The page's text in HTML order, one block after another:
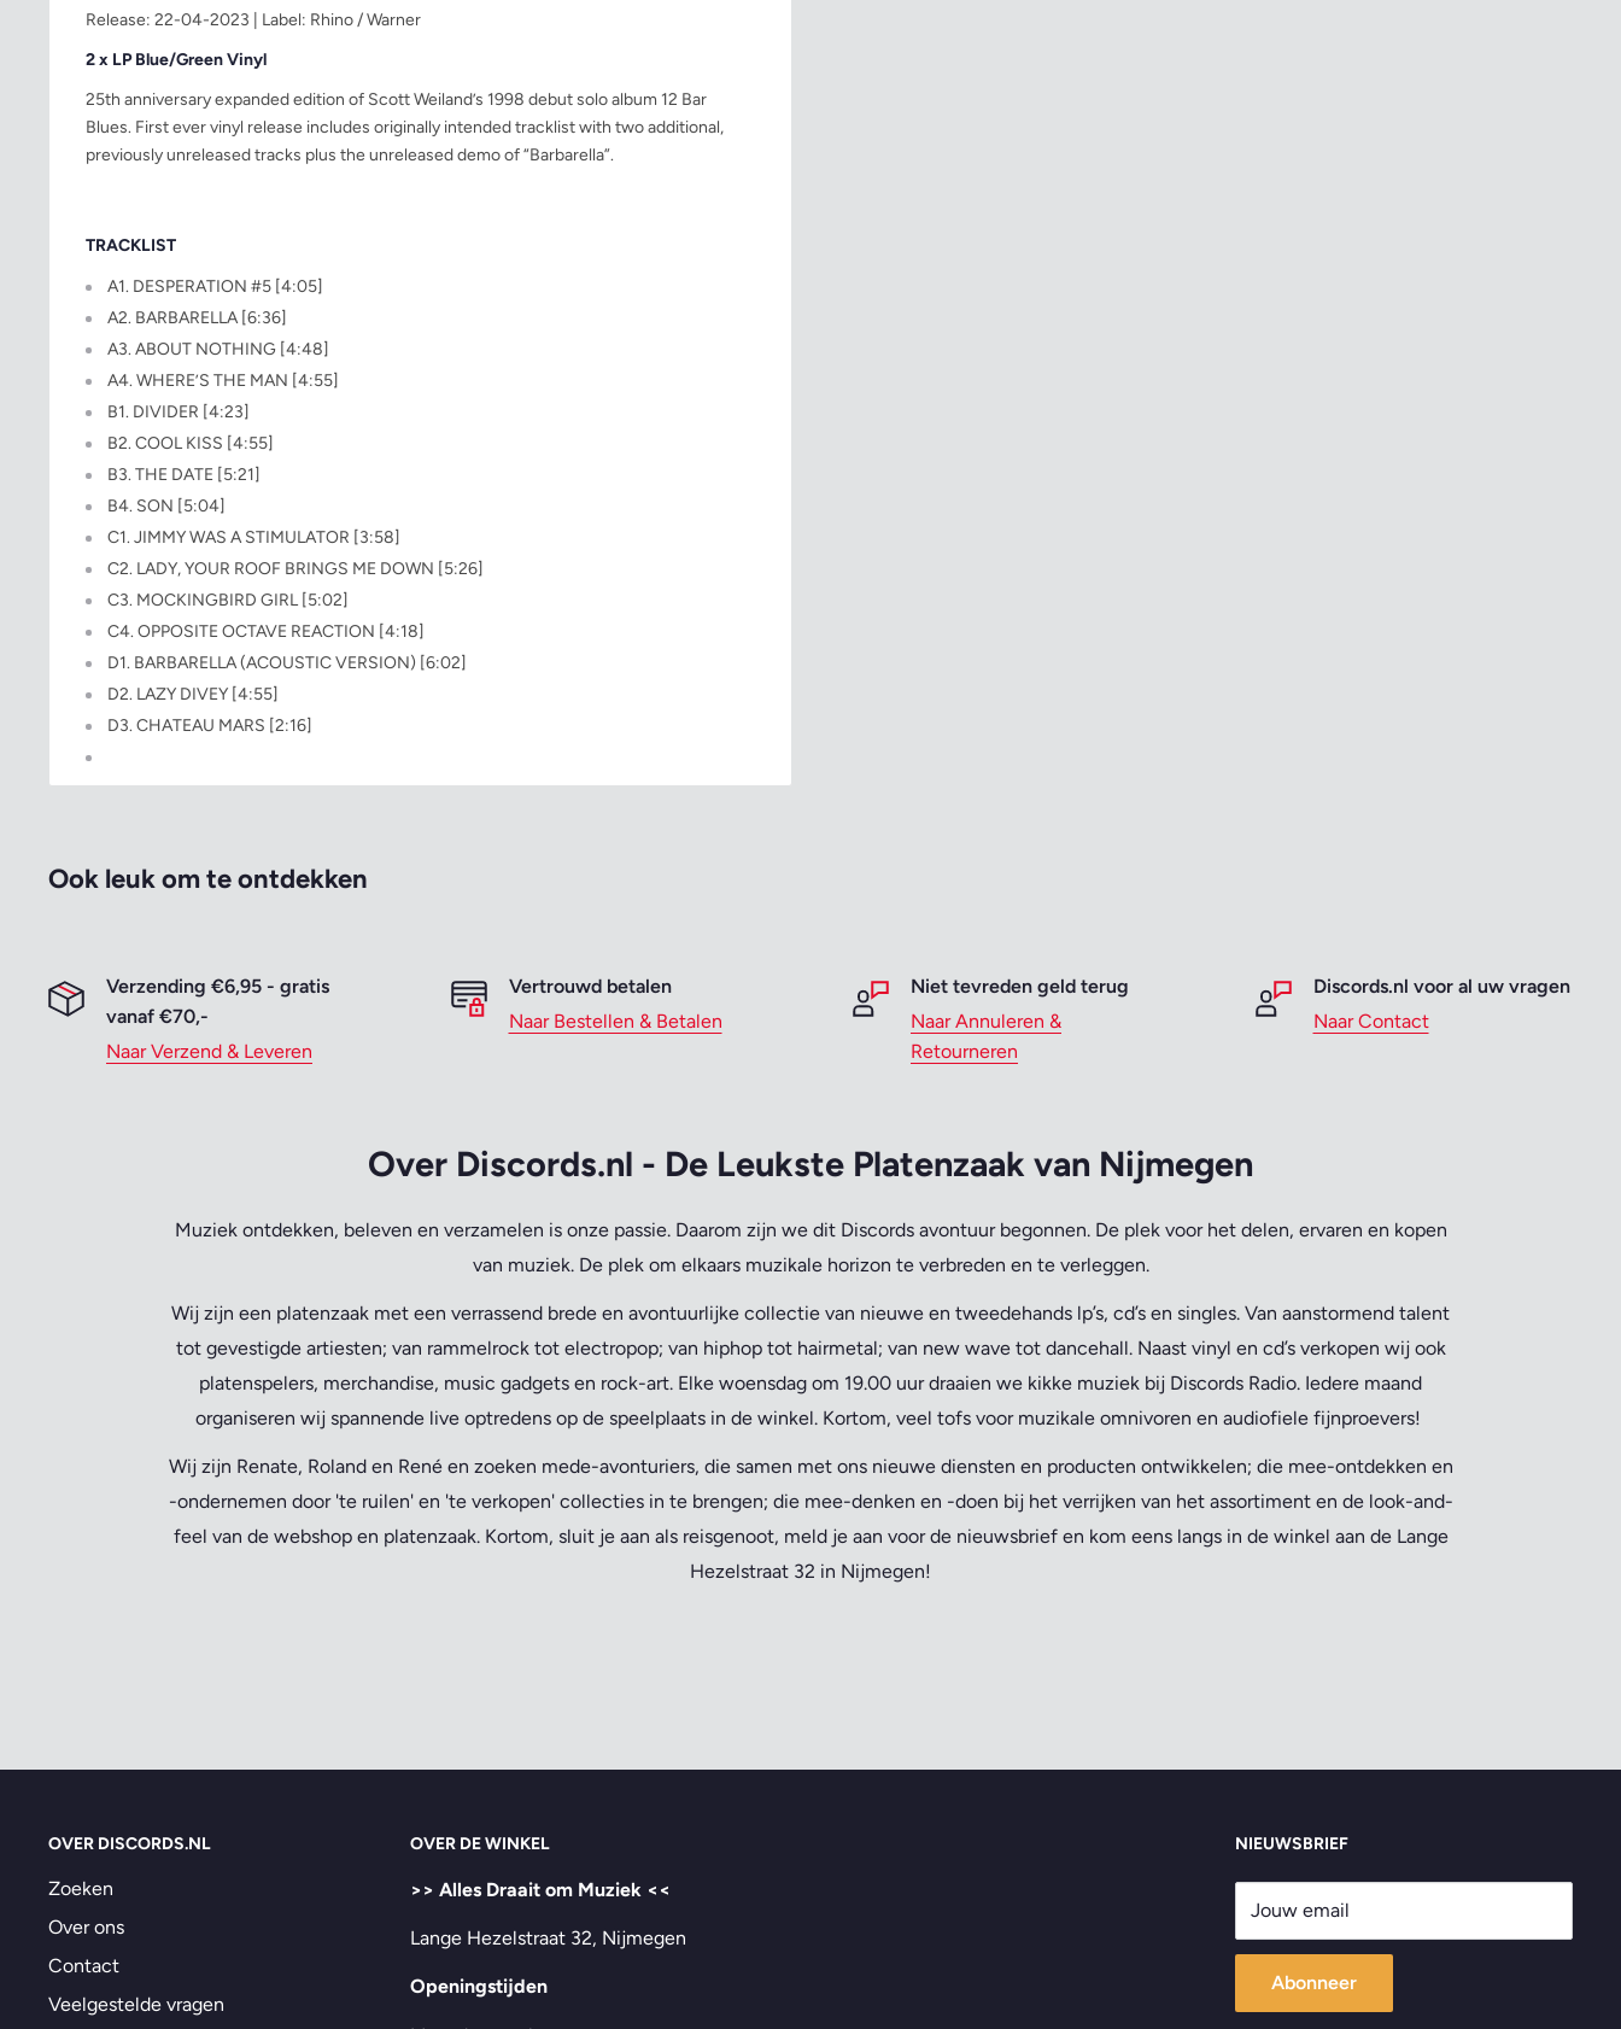
Release: 22-04-2023 | Label: Rhino / Warner
2 x LP Blue/Green Vinyl
25th anniversary expanded edition of Scott Weiland’s 1998 debut solo album 12 Bar
Blues. First ever vinyl release includes originally intended tracklist with two additional,
previously unreleased tracks plus the unreleased demo of “Barbarella”.
TRACKLIST
A1. DESPERATION #5 [4:05]
A2. BARBARELLA [6:36]
A3. ABOUT NOTHING [4:48]
A4. WHERE’S THE MAN [4:55]
B1. DIVIDER [4:23]
B2. COOL KISS [4:55]
B3. THE DATE [5:21]
B4. SON [5:04]
C1. JIMMY WAS A STIMULATOR [3:58]
C2. LADY, YOUR ROOF BRINGS ME DOWN [5:26]
C3. MOCKINGBIRD GIRL [5:02]
C4. OPPOSITE OCTAVE REACTION [4:18]
D1. BARBARELLA (ACOUSTIC VERSION) [6:02]
D2. LAZY DIVEY [4:55]
D3. CHATEAU MARS [2:16]
Ook leuk om te ontdekken
Verzending €6,95 - gratis
vanaf €70,-
Naar Verzend & Leveren
Vertrouwd betalen
Naar Bestellen & Betalen
Niet tevreden geld terug
Naar Annuleren &
Retourneren
Discords.nl voor al uw vragen
Naar Contact
Over Discords.nl - De Leukste Platenzaak van Nijmegen
Muziek ontdekken, beleven en verzamelen is onze passie. Daarom zijn we dit Discords avontuur begonnen. De plek voor het delen, ervaren en kopen
van muziek. De plek om elkaars muzikale horizon te verbreden en te verleggen.
Wij zijn een platenzaak met een verrassend brede en avontuurlijke collectie van nieuwe en tweedehands lp’s, cd’s en singles. Van aanstormend talent
tot gevestigde artiesten; van rammelrock tot electropop; van hiphop tot hairmetal; van new wave tot dancehall. Naast vinyl en cd’s verkopen wij ook
platenspelers, merchandise, music gadgets en rock-art. Elke woensdag om 19.00 uur draaien we kikke muziek bij Discords Radio. Iedere maand
organiseren wij spannende live optredens op de speelplaats in de winkel. Kortom, veel tofs voor muzikale omnivoren en audiofiele fijnproevers!
Wij zijn Renate, Roland en René en zoeken mede-avonturiers, die samen met ons nieuwe diensten en producten ontwikkelen; die mee-ontdekken en
-ondernemen door 'te ruilen' en 'te verkopen' collecties in te brengen; die mee-denken en -doen bij het verrijken van het assortiment en de look-and-
feel van de webshop en platenzaak. Kortom, sluit je aan als reisgenoot, meld je aan voor de nieuwsbrief en kom eens langs in de winkel aan de Lange
Hezelstraat 32 in Nijmegen!
OVER DISCORDS.NL
Zoeken
Over ons
Contact
Veelgestelde vragen
OVER DE WINKEL
>> Alles Draait om Muziek <<
Lange Hezelstraat 32, Nijmegen
Openingstijden
NIEUWSBRIEF
Jouw email
Abonneer